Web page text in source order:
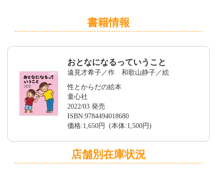
書籍情報
おとなになるっていうこと
遠見才希子／作 和歌山静子／絵
性とからだの絵本
童心社
2022/03 発売
ISBN:9784494018680
価格:1,650円 (本体:1,500円)
店舗別在庫状況